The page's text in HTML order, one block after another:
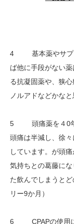
4 基本薬やサプリ
ば他に手段がない
る抗凝固薬や、狭
ノルアドなどかなと
5 頭痛薬を４0年
頭痛は半減し、徐
しています。が頭
気持ちとの葛藤に
た飲んでしまうと
リー9か月）
6 CPAPの使用に